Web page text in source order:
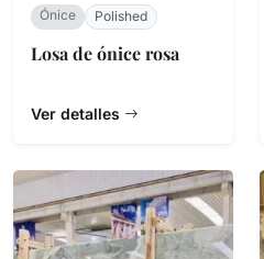
Ónice Polished
Losa de ónice rosa
Ver detalles